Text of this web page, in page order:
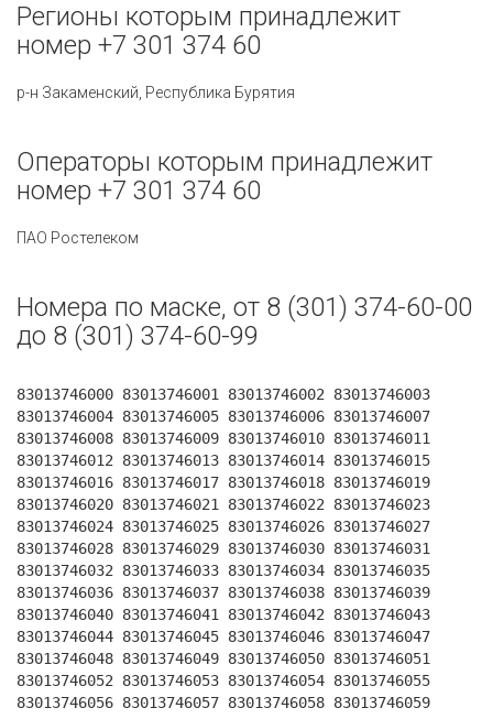
Регионы которым принадлежит
номер +7 301 374 60
р-н Закаменский, Республика Бурятия
Операторы которым принадлежит
номер +7 301 374 60
ПАО Ростелеком
Номера по маске, от 8 (301) 374-60-00
до 8 (301) 374-60-99
83013746000 83013746001 83013746002 83013746003
83013746004 83013746005 83013746006 83013746007
83013746008 83013746009 83013746010 83013746011
83013746012 83013746013 83013746014 83013746015
83013746016 83013746017 83013746018 83013746019
83013746020 83013746021 83013746022 83013746023
83013746024 83013746025 83013746026 83013746027
83013746028 83013746029 83013746030 83013746031
83013746032 83013746033 83013746034 83013746035
83013746036 83013746037 83013746038 83013746039
83013746040 83013746041 83013746042 83013746043
83013746044 83013746045 83013746046 83013746047
83013746048 83013746049 83013746050 83013746051
83013746052 83013746053 83013746054 83013746055
83013746056 83013746057 83013746058 83013746059